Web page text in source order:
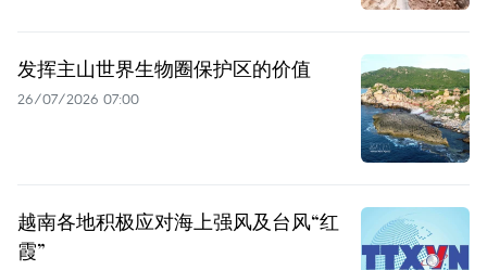
发挥主山世界生物圈保护区的价值
26/07/2026 07:00
越南各地积极应对海上强风及台风“红
霞”